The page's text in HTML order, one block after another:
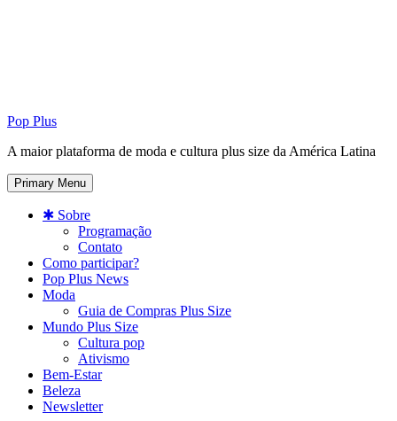
Pop Plus
A maior plataforma de moda e cultura plus size da América Latina
Primary Menu
✱ Sobre
Programação
Contato
Como participar?
Pop Plus News
Moda
Guia de Compras Plus Size
Mundo Plus Size
Cultura pop
Ativismo
Bem-Estar
Beleza
Newsletter